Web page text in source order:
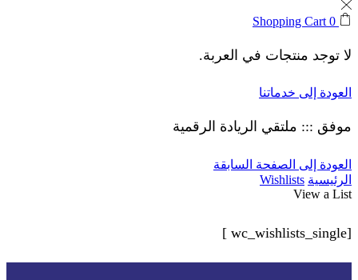
0
Shopping Cart
لا توجد منتجات في العربة.
العودة إلى خدماتنا
موفق ::: ملتقي الريادة الرقمية
العودة إلى الصفحة السابقة
الرئيسية Wishlists
View a List
[wc_wishlists_single ]